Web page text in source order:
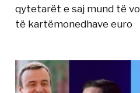
qytetarët e saj mund të
të kartëmonedhave euro